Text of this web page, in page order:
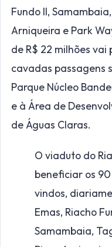
Fundo II,
Arniqueira e Park
de R$ 22 milhões
cavadas passagens
Parque Núcleo
e à Área de
de Águas Claras.
O viaduto do
beneficiar os
vindos,
Emas, Riacho
Samambaia,